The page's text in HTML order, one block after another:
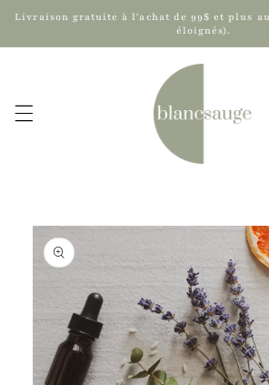
passer
Livraison gratuite à l'achat de 99$ et plus
éloignés).
Passer aux
informations
produits